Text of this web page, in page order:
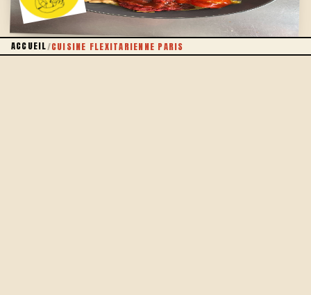
ACCUEIL/CUISINE FLEXITARIENNE PARIS